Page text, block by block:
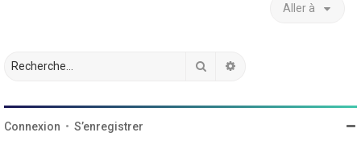
Aller à
Rechercher
Connexion • S’enregistrer